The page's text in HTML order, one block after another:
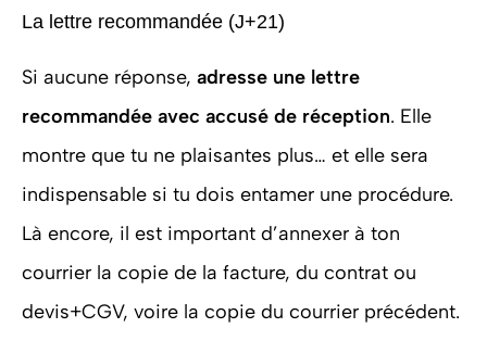
La lettre recommandée (J+21)
Si aucune réponse, adresse une lettre
recommandée avec accusé de réception. Elle
montre que tu ne plaisantes plus… et elle sera
indispensable si tu dois entamer une procédure.
Là encore, il est important d’annexer à ton
courrier la copie de la facture, du contrat ou
devis+CGV, voire la copie du courrier précédent.